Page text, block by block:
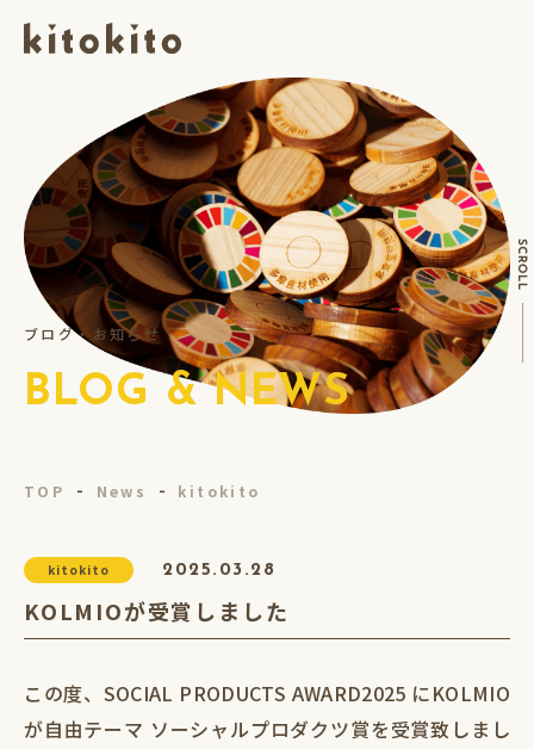
ブログ・お知らせ
BLOG & NEWS
TOP News kitokito
kitokito 2025.03.28
KOLMIOが受賞しました
この度、SOCIAL PRODUCTS AWARD2025 にKOLMIO
が自由テーマ ソーシャルプロダクツ賞を受賞致しまし